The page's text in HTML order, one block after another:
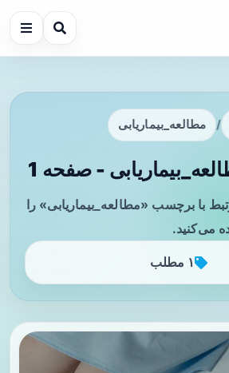
/ مطالعه_بیماریابی
- صفحه 1
با برچسب «مطالعه_بیماریابی» را
می‌کنید.
۱ مطلب